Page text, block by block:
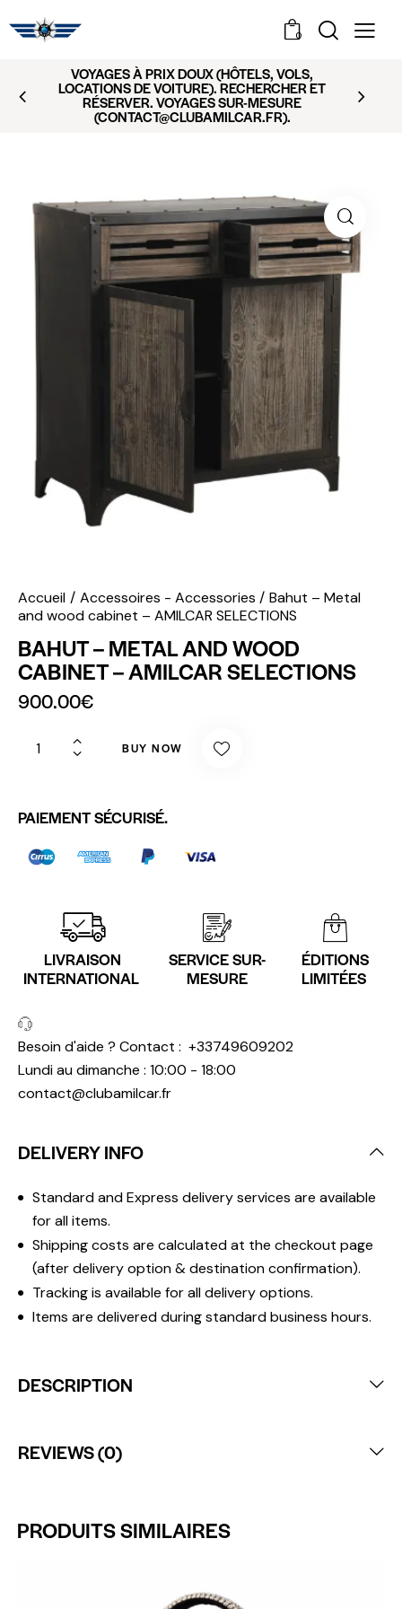
0
VOYAGES À PRIX DOUX (HÔTELS, VOLS,
LOCATIONS DE VOITURE). RECHERCHER ET
RÉSERVER. VOYAGES SUR-MESURE
(CONTACT@CLUBAMILCAR.FR).
Accueil Accessoires - Accessories
Bahut – Metal
and wood cabinet – AMILCAR SELECTIONS
BAHUT – METAL AND WOOD
CABINET – AMILCAR SELECTIONS
900.00€
BUY NOW
PAIEMENT SÉCURISÉ.
LIVRAISON
INTERNATIONAL
SERVICE SUR-
MESURE
ÉDITIONS
LIMITÉES
Besoin d'aide ? Contact : +33749609202
Lundi au dimanche : 10:00 - 18:00
contact@clubamilcar.fr
DELIVERY INFO
Standard and Express delivery services are available
for all items.
Shipping costs are calculated at the checkout page
(after delivery option & destination confirmation).
Tracking is available for all delivery options.
Items are delivered during standard business hours.
DESCRIPTION
REVIEWS (0)
PRODUITS SIMILAIRES